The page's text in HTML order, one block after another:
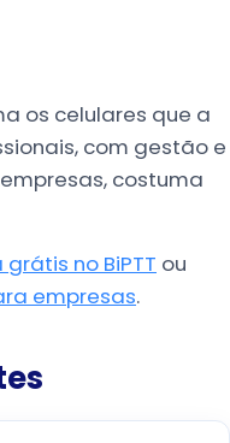
os celulares que a
com gestão e
costuma
no BiPTT ou
empresas.